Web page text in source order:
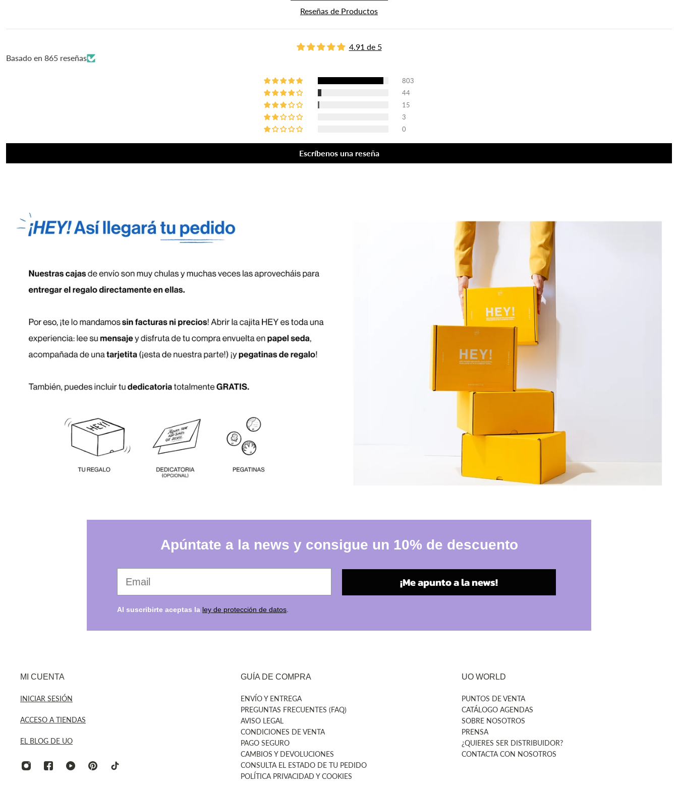
Reseñas de Productos
4.91 de 5
Basado en 865 reseñas
803
44
15
3
0
Escríbenos una reseña
Apúntate a la news y consigue un 10% de descuento
¡Me apunto a la news!
Al suscribirte aceptas la ley de protección de datos
MI CUENTA
INICIAR SESIÓN
ACCESO A TIENDAS
EL BLOG DE UO
GUÍA DE COMPRA
ENVÍO Y ENTREGA
PREGUNTAS FRECUENTES (FAQ)
AVISO LEGAL
CONDICIONES DE VENTA
PAGO SEGURO
CAMBIOS Y DEVOLUCIONES
CONSULTA EL ESTADO DE TU PEDIDO
POLÍTICA PRIVACIDAD Y COOKIES
UO WORLD
PUNTOS DE VENTA
CATÁLOGO AGENDAS
SOBRE NOSOTROS
PRENSA
¿QUIERES SER DISTRIBUIDOR?
CONTACTA CON NOSOTROS